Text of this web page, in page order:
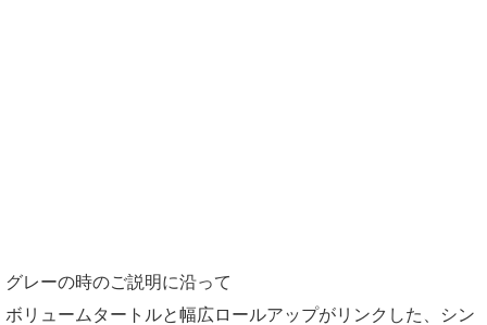
グレーの時のご説明に沿って
ボリュームタートルと幅広ロールアップがリンクした、シン